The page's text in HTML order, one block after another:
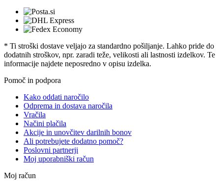
* Ti stroški dostave veljajo za standardno pošiljanje. Lahko pride do
dodatnih stroškov, npr. zaradi teže, velikosti ali lastnosti izdelkov. Te
informacije najdete neposredno v opisu izdelka.
Pomoč in podpora
Kako oddati naročilo
Odprema in dostava naročila
Vračila
Načini plačila
Akcije in unovčitev darilnih bonov
Ali potrebujete dodatno pomoč?
Poslovni partnerji
Moj uporabniški račun
Moj račun